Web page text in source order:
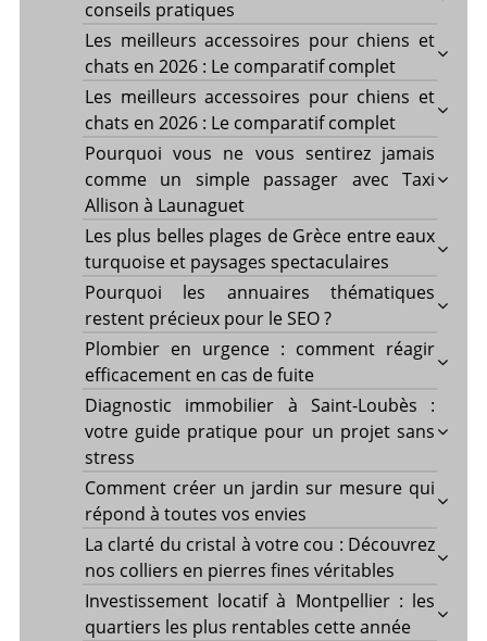
conseils pratiques
Les meilleurs accessoires pour chiens et
chats en 2026 : Le comparatif complet
Les meilleurs accessoires pour chiens et
chats en 2026 : Le comparatif complet
Pourquoi vous ne vous sentirez jamais
comme un simple passager avec Taxi
Allison à Launaguet
Les plus belles plages de Grèce entre eaux
turquoise et paysages spectaculaires
Pourquoi les annuaires thématiques
restent précieux pour le SEO ?
Plombier en urgence : comment réagir
efficacement en cas de fuite
Diagnostic immobilier à Saint-Loubès :
votre guide pratique pour un projet sans
stress
Comment créer un jardin sur mesure qui
répond à toutes vos envies
La clarté du cristal à votre cou : Découvrez
nos colliers en pierres fines véritables
Investissement locatif à Montpellier : les
quartiers les plus rentables cette année